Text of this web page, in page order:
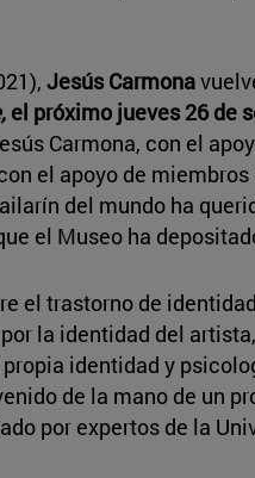
Jesús Carmona
el próximo jueves 26 de
Carmona, con el
el apoyo de
del mundo ha
el Museo ha
el trastorno de
la identidad del
identidad y
de la mano de un
por expertos de la